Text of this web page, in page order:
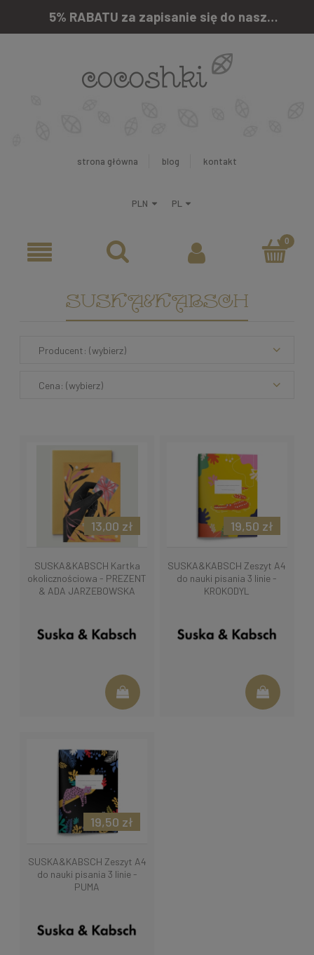
5% RABATU za zapisanie się do naszego newslettera
strona główna blog kontakt
SUSKA&KABSCH
Producent: (wybierz)
Cena: (wybierz)
SUSKA&KABSCH Kartka
okolicznościowa - PREZENT
& ADA JARZĘBOWSKA
13,00 zł
SUSKA&KABSCH Zeszyt A4
do nauki pisania 3 linie -
KROKODYL
19,50 zł
SUSKA&KABSCH Zeszyt A4
do nauki pisania 3 linie -
PUMA
19,50 zł